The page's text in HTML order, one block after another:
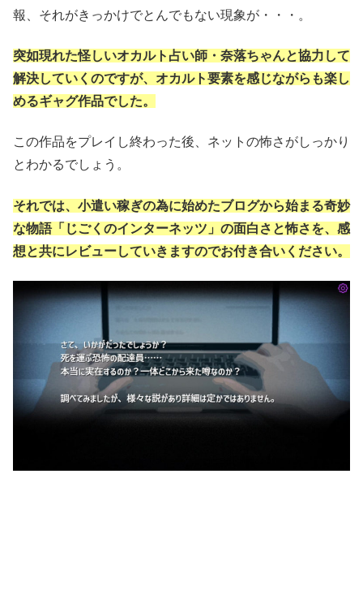
報、それがきっかけでとんでもない現象が・・・。
突如現れた怪しいオカルト占い師・奈落ちゃんと協力して
解決していくのですが、オカルト要素を感じながらも楽し
めるギャグ作品でした。
この作品をプレイし終わった後、ネットの怖さがしっかり
とわかるでしょう。
それでは、小遣い稼ぎの為に始めたブログから始まる奇妙
な物語「じごくのインターネッツ」の面白さと怖さを、感
想と共にレビューしていきますのでお付き合いください。